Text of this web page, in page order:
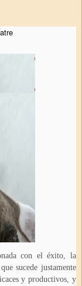
con el éxito, la
sucede justamente
y productivos, y